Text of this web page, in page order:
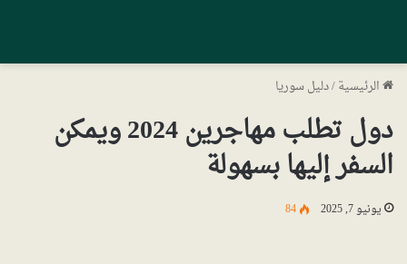
الرئيسية/دليل سوريا
دول تطلب مهاجرين 2024 ويمكن
السفر إليها بسهولة
يونيو 7, 2025 84